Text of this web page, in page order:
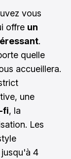
vous
offre un
.
quelle
accueillera.
une
fi, la
Les
4